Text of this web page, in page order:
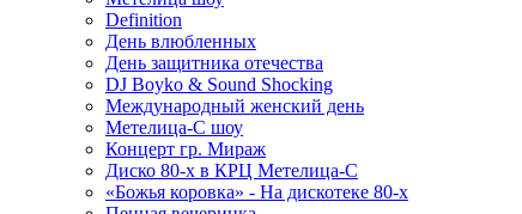
Definition
День влюбленных
День защитника отечества
DJ Boyko & Sound Shocking
Международный женский день
Метелица-С шоу
Концерт гр. Мираж
Диско 80-х в КРЦ Метелица-С
«Божья коровка» - На дискотеке 80-х